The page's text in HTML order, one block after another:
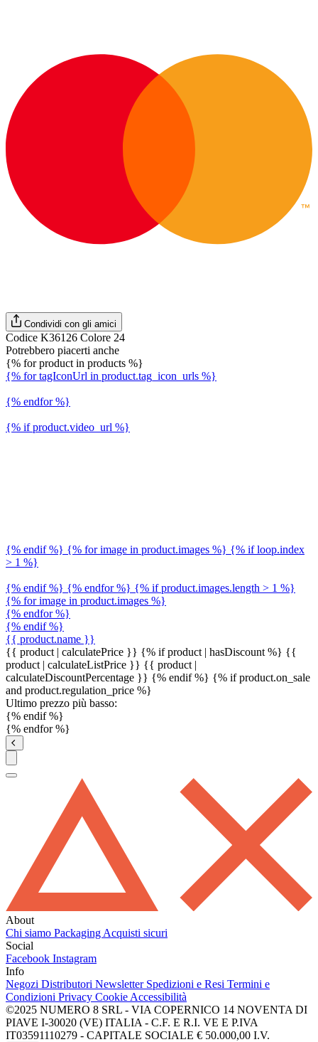
Condividi con gli amici
Codice K36126 Colore 24
Potrebbero piacerti anche
{% for product in products %}
{% for tagIconUrl in product.tag_icon_urls %}
{% endfor %}
{% if product.video_url %}
{% endif %} {% for image in product.images %} {% if loop.index
> 1 %}
{% endif %} {% endfor %} {% if product.images.length > 1 %}
{% for image in product.images %}
{% endfor %}
{% endif %}
{{ product.name }}
{{ product | calculatePrice }} {% if product | hasDiscount %} {{
product | calculateListPrice }} {{ product |
calculateDiscountPercentage }} {% endif %} {% if product.on_sale
and product.regulation_price %}
Ultimo prezzo più basso:
{% endif %}
{% endfor %}
About
Chi siamo Packaging Acquisti sicuri
Social
Facebook Instagram
Info
Negozi Distributori Newsletter Spedizioni e Resi Termini e
Condizioni Privacy Cookie Accessibilità
©2025 NUMERO 8 SRL - VIA COPERNICO 14 NOVENTA DI
PIAVE I-30020 (VE) ITALIA - C.F. E R.I. VE E P.IVA
IT03591110279 - CAPITALE SOCIALE € 50.000,00 I.V.